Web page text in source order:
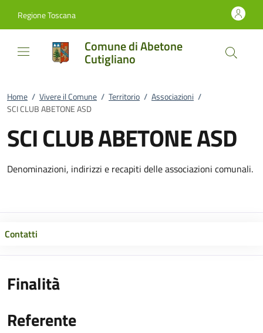
Regione Toscana
Comune di Abetone
Cutigliano
Home / Vivere il Comune / Territorio / Associazioni /
SCI CLUB ABETONE ASD
SCI CLUB ABETONE ASD
Denominazioni, indirizzi e recapiti delle associazioni comunali.
Contatti
Finalità
Referente